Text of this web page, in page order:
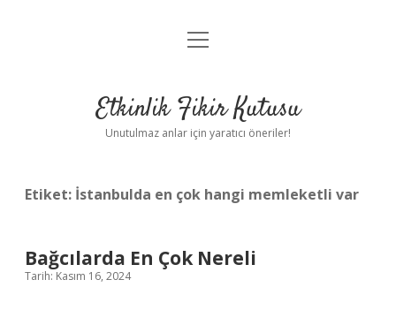
Anasayfa
Yasal Uyarı
menüyü
Etkinlik Fikir Kutusu
Unutulmaz anlar için yaratıcı öneriler!
Etiket: İstanbulda en çok hangi memleketli var
Bağcılarda En Çok Nereli
Tarih: Kasım 16, 2024